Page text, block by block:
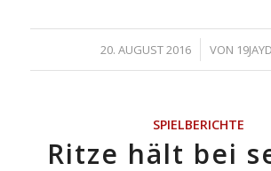
20. AUGUST 2016
/ VON
SPIELBERICHTE
Ritze hält bei